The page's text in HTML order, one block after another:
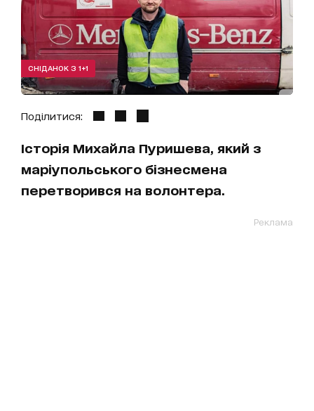
СНІДАНОК З 1+1
Поділитися:
Історія Михайла Пуришева, який з
маріупольського бізнесмена
перетворився на волонтера.
Реклама